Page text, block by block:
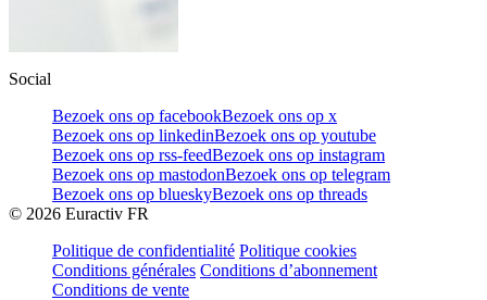
Social
Bezoek ons op facebookBezoek ons op x
Bezoek ons op linkedinBezoek ons op youtube
Bezoek ons op rss-feedBezoek ons op instagram
Bezoek ons op mastodonBezoek ons op telegram
Bezoek ons op blueskyBezoek ons op threads
© 2026 Euractiv FR
Politique de confidentialité Politique cookies
Conditions générales Conditions d’abonnement
Conditions de vente